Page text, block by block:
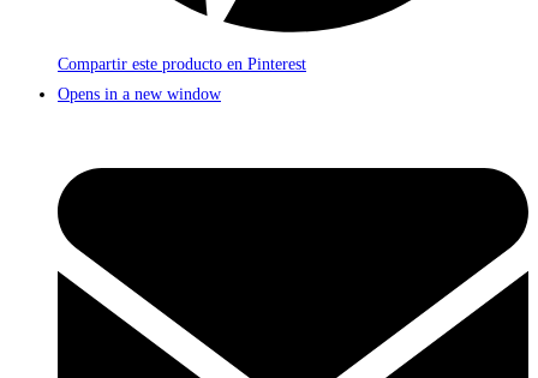
Compartir este producto en Pinterest
Opens in a new window